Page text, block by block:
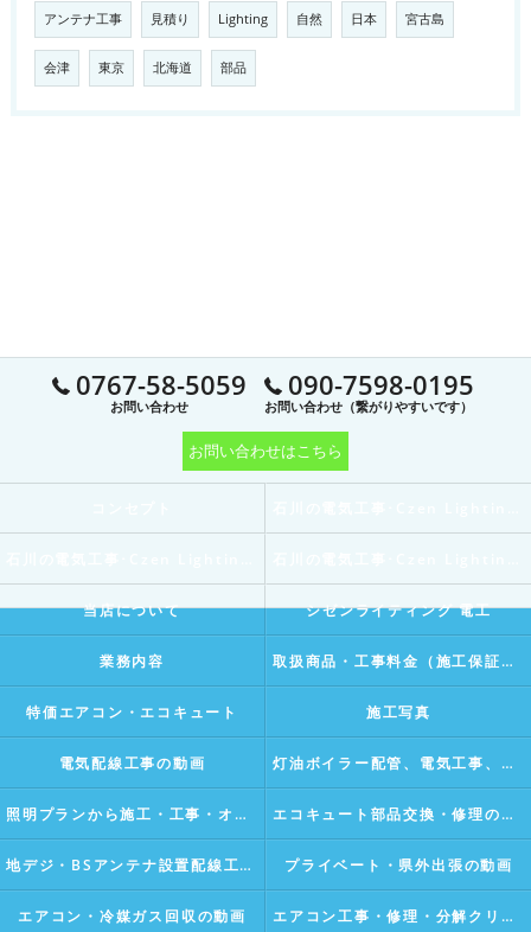
アンテナ工事 見積り Lighting 自然 日本 宮古島
会津 東京 北海道 部品
0767-58-5059
お問い合わせ
090-7598-0195
お問い合わせ（繋がりやすいです）
お問い合わせはこちら
当店について シゼンライティング 電工
業務内容 取扱商品・工事料金（施工保証付き）
特価エアコン・エコキュート 施工写真
電気配線工事の動画 灯油ボイラー配管、電気工事、水漏れ修理などの動画
照明プランから施工・工事・オリジナルライティングデザインの動画Vlog エコキュート部品交換・修理の動画
地デジ・BSアンテナ設置配線工事の動画Vlog プライベート・県外出張の動画
エアコン・冷媒ガス回収の動画 エアコン工事・修理・分解クリーニングの動画Vlog